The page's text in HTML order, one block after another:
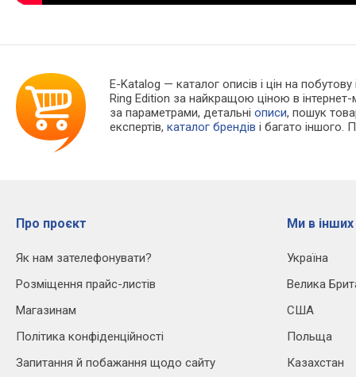
E-Katalog — каталог описів і цін на
Ring Edition за найкращою ціною в
за параметрами, детальніописи, пошук
експертів,каталог брендів і багато іншого.
Про проєкт
Як нам зателефонувати?
Розміщення прайс-листів
Магазинам
Політика конфіденційності
Запитання й побажання щодо сайту
Ми в інших
Україна
Велика
США
Польща
Казахстан